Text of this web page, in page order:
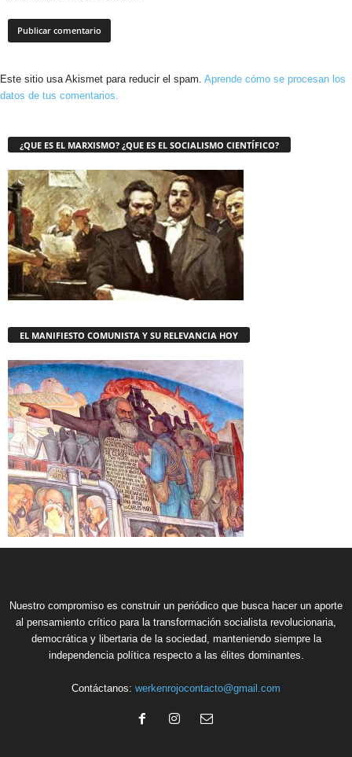
Este sitio usa Akismet para reducir el spam. Aprende cómo se procesan los
datos de tus comentarios.
¿QUE ES EL MARXISMO? ¿QUE ES EL SOCIALISMO CIENTÍFICO?
EL MANIFIESTO COMUNISTA Y SU RELEVANCIA HOY
Nuestro compromiso es construir un periódico que busca hacer un aporte
al pensamiento crítico para la transformación socialista revolucionaria,
democrática y libertaria de la sociedad, manteniendo siempre la
independencia política respecto a las élites dominantes.
Contáctanos: werkenrojocontacto@gmail.com